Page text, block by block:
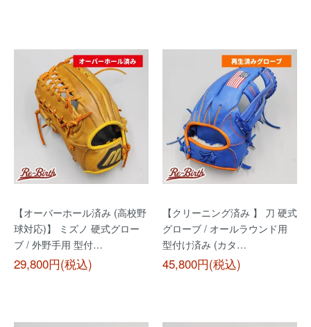
【オーバーホール済み (高校野
球対応)】 ミズノ 硬式グロー
ブ / 外野手用 型付…
29,800円(税込)
【クリーニング済み 】 刀 硬式
グローブ / オールラウンド用
型付け済み (カタ…
45,800円(税込)